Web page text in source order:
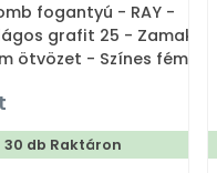
fogantyú - RAY -
grafit 25 - Zamak
ötvözet - Színes fém
30 db Raktáron